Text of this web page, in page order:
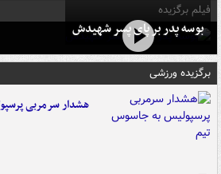
فیلم برگزیده
بوسه‌ پدر بر پای پسر شهیدش
برگزیده ورزشی
هشدار سرمربی